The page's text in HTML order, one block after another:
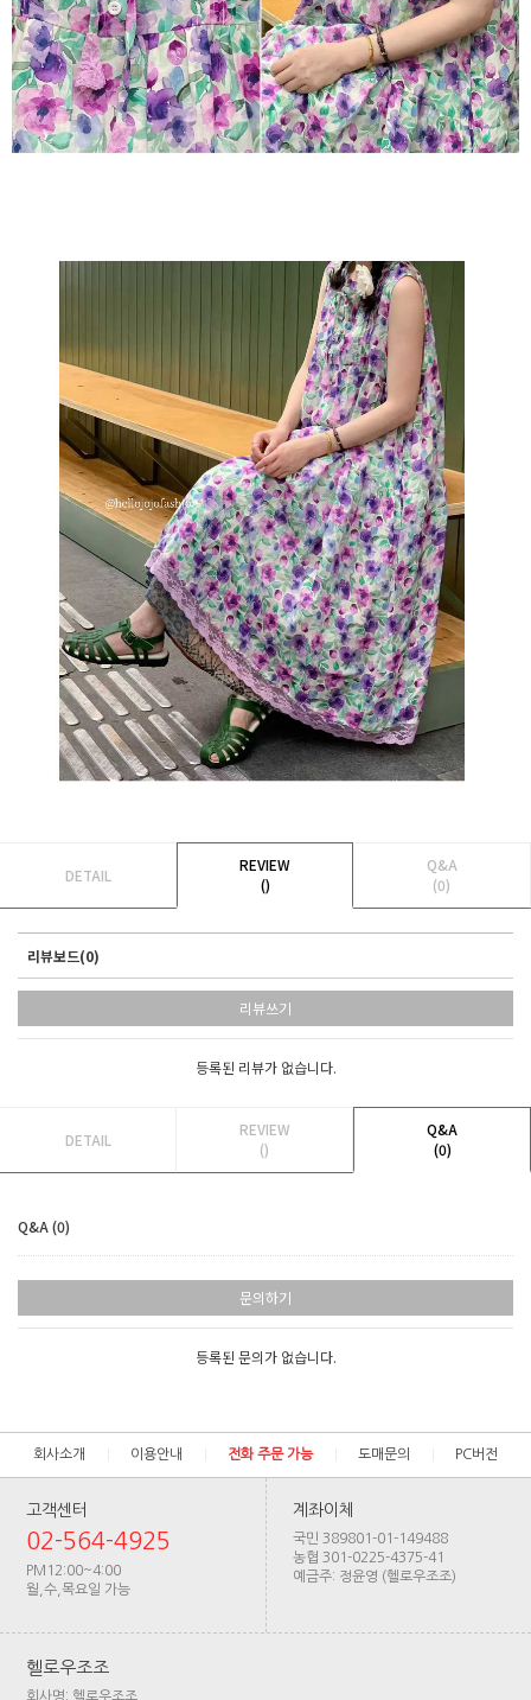
DETAIL
REVIEW
()
Q&A
(0)
리뷰보드(0)
리뷰쓰기
등록된 리뷰가 없습니다.
DETAIL
REVIEW
()
Q&A
(0)
Q&A (0)
문의하기
등록된 문의가 없습니다.
회사소개 이용안내 전화 주문 가능 도매문의 PC버전
고객센터
02-564-4925
PM12:00~4:00
월,수,목요일 가능
계좌이체
국민 389801-01-149488
농협 301-0225-4375-41
예금주: 정윤영 (헬로우조조)
헬로우조조
회사명: 헬로우조조